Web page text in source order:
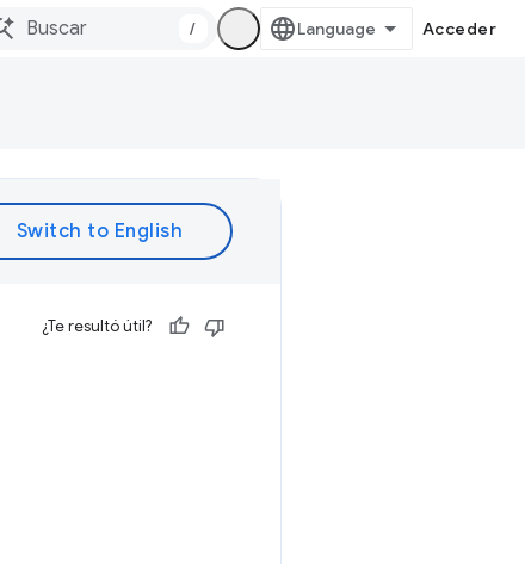
/ Acceder
¿Te resultó útil?